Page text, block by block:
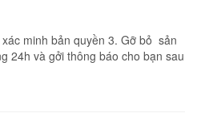
minh bản quyền 3. Gỡ bỏ sản
24h và gởi thông báo cho bạn sau